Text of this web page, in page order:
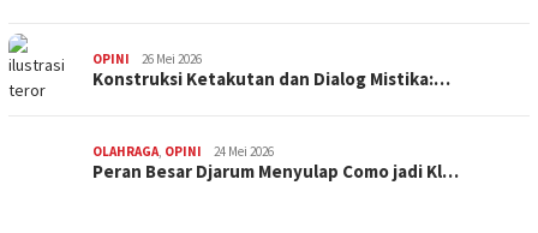
OPINI 26 Mei 2026
Konstruksi Ketakutan dan Dialog Mistika:…
OLAHRAGA, OPINI 24 Mei 2026
Peran Besar Djarum Menyulap Como jadi Kl…